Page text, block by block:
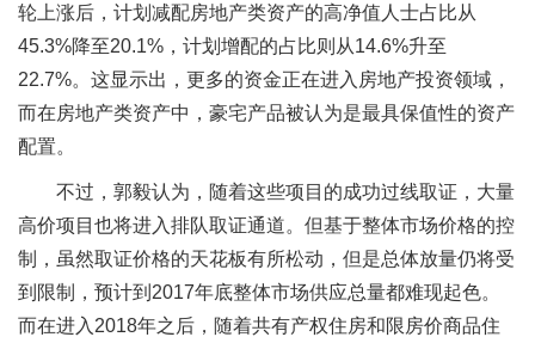
轮上涨后，计划减配房地产类资产的高净值人士占比从
45.3%降至20.1%，计划增配的占比则从14.6%升至
22.7%。这显示出，更多的资金正在进入房地产投资领域，
而在房地产类资产中，豪宅产品被认为是最具保值性的资产
配置。
不过，郭毅认为，随着这些项目的成功过线取证，大量
高价项目也将进入排队取证通道。但基于整体市场价格的控
制，虽然取证价格的天花板有所松动，但是总体放量仍将受
到限制，预计到2017年底整体市场供应总量都难现起色。
而在进入2018年之后，随着共有产权住房和限房价商品住